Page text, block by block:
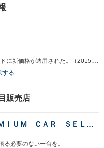
する
販売店
Ｋ’ｓ Ｇａｌｌｅｒｙ ＰＲＥＭＩＵＭ ＣＡＲ ＳＥＬＥＣＴＩＯＮ
る必要のない一台を。